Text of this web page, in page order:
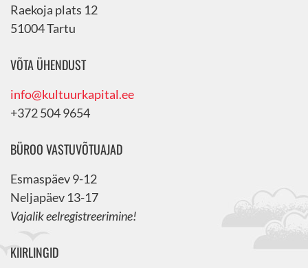
Raekoja plats 12
51004 Tartu
VÕTA ÜHENDUST
info@kultuurkapital.ee
+372 504 9654
BÜROO VASTUVÕTUAJAD
Esmaspäev 9-12
Neljapäev 13-17
Vajalik eelregistreerimine!
KIIRLINGID